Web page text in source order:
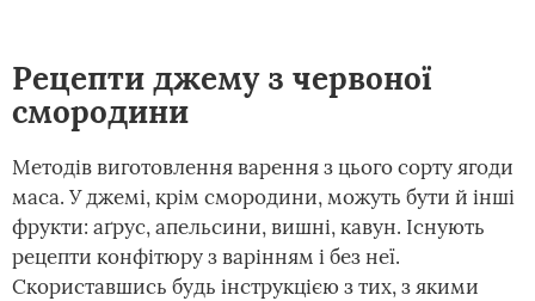
Рецепти джему з червоної
смородини
Методів виготовлення варення з цього сорту ягоди
маса. У джемі, крім смородини, можуть бути й інші
фрукти: аґрус, апельсини, вишні, кавун. Існують
рецепти конфітюру з варінням і без неї.
Скориставшись будь інструкцією з тих, з якими